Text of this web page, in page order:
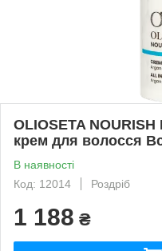
OLIOSETA
крем для волосся
В наявності
Код: 12014
Роздріб
1 188 ₴